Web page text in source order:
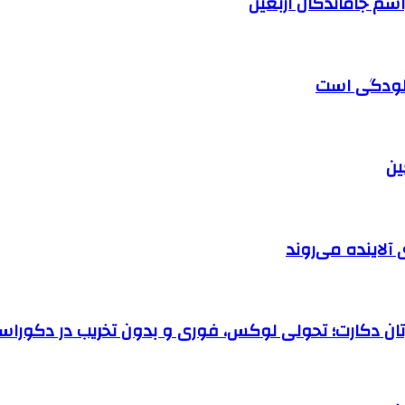
است
می‌روند
دکارت؛ تحولی لوکس، فوری و بدون تخریب در